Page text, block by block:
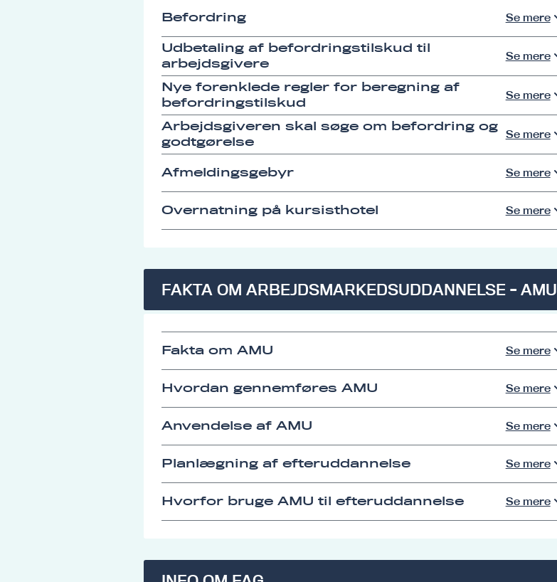
Befordring Se mere
Udbetaling af befordringstilskud til
arbejdsgivere
Se mere
Nye forenklede regler for beregning af
befordringstilskud
Se mere
Arbejdsgiveren skal søge om befordring og
godtgørelse
Se mere
Afmeldingsgebyr Se mere
Overnatning på kursisthotel Se mere
FAKTA OM ARBEJDSMARKEDSUDDANNELSE - AMU
Fakta om AMU Se mere
Hvordan gennemføres AMU Se mere
Anvendelse af AMU Se mere
Planlægning af efteruddannelse Se mere
Hvorfor bruge AMU til efteruddannelse Se mere